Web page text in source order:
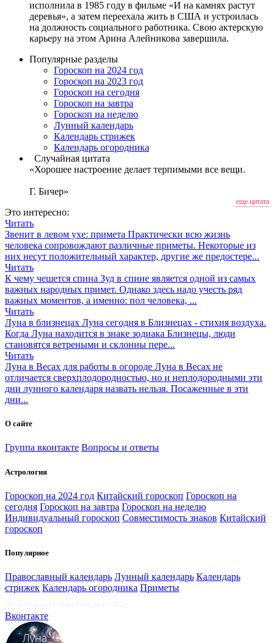
исполнила в 1985 году в фильме «И на камнях растут
деревья», а затем переехала жить в США и устроилась
на должность социального работника. Свою актерскую
карьеру на этом Арина Алейникова завершила.
Популярные разделы
Гороскоп на 2024 год
Гороскоп на 2023 год
Гороскоп на сегодня
Гороскоп на завтра
Гороскоп на неделю
Лунный календарь
Календарь стрижек
Календарь огородника
Случайная цитата
«Хорошее настроение делает терпимыми все вещи.
Г. Бичер»
еще цитата
Это интересно:
Читать
Звенит в левом ухе: примета Практически всю жизнь
человека сопровождают различные приметы. Некоторые из
них несут положительный характер, другие же предостере...
Читать
К чему чешется спина Зуд в спине является одной из самых
важных народных примет. Однако здесь надо учесть ряд
важных моментов, а именно: пол человека, ...
Читать
Луна в близнецах Луна сегодня в Близнецах - стихия воздуха.
Когда Луна находится в знаке зодиака Близнецы, люди
становятся ветреными и склонны пере...
Читать
Луна в Весах для работы в огороде Луна в Весах не
отличается сверхплодородностью, но и неплодородными эти
дни лунного календаря назвать нельзя. Посаженные в эти
дни...
О сайте
Группа вконтакте Вопросы и ответы
Астрология
Гороскоп на 2024 год Китайский гороскоп Гороскоп на
сегодня Гороскоп на завтра Гороскоп на неделю
Индивидуальный гороскоп Совместимость знаков Китайский
гороскоп
Популярное
Православный календарь Лунный календарь Календарь
стрижек Календарь огородника Приметы
Вконтакте